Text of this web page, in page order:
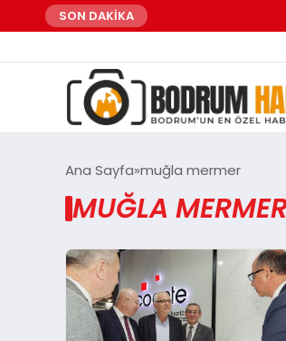
SON DAKİKA
Ana Sayfa muğla mermer
MUĞLA